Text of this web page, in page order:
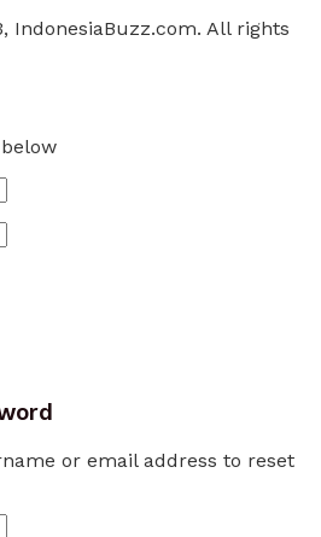
IndonesiaBuzz.com. All rights
or email address to reset